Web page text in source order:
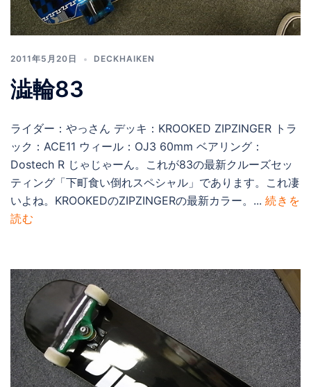
2011年5月20日 DECKHAIKEN
澁輪83
ライダー：やっさん デッキ：KROOKED ZIPZINGER トラ
ック：ACE11 ウィール：OJ3 60mm ベアリング：
Dostech R じゃじゃーん。これが83の最新クルーズセッ
ティング「下町食い倒れスペシャル」であります。これ凄
いよね。KROOKEDのZIPZINGERの最新カラー。... 続きを
読む